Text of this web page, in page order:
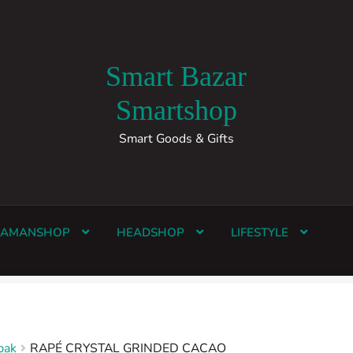
Smart Bazar
Smartshop
Smart Goods & Gifts
HEADSHOP LIFESTYLE
RAPÉ CRYSTAL GRINDED CACAO